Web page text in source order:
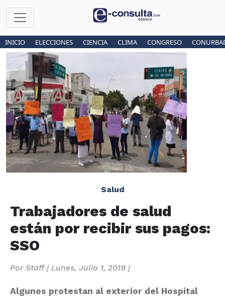
INICIO ELECCIONES CIENCIA CLIMA CONGRESO
Salud
Trabajadores de salud
están por recibir sus pagos:
SSO
Por Staff| Lunes, Julio 1, 2019 |
Algunos protestan al exterior del Hospital